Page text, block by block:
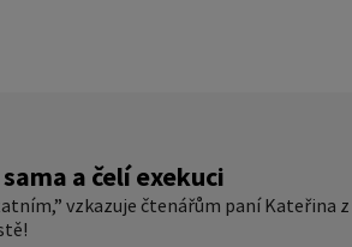
a čelí exekuci
vzkazuje čtenářům paní Kateřina z